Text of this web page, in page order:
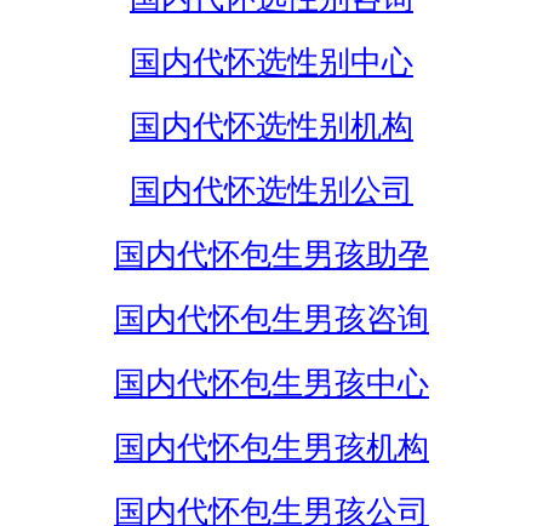
国内代怀选性别中心
国内代怀选性别机构
国内代怀选性别公司
国内代怀包生男孩助孕
国内代怀包生男孩咨询
国内代怀包生男孩中心
国内代怀包生男孩机构
国内代怀包生男孩公司